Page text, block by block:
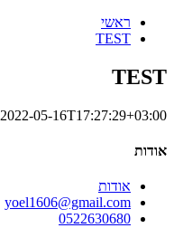
ראשי
TEST
TEST
2022-05-16T17:27:29+03:00
אודות
אודות
yoel1606@gmail.com
0522630680